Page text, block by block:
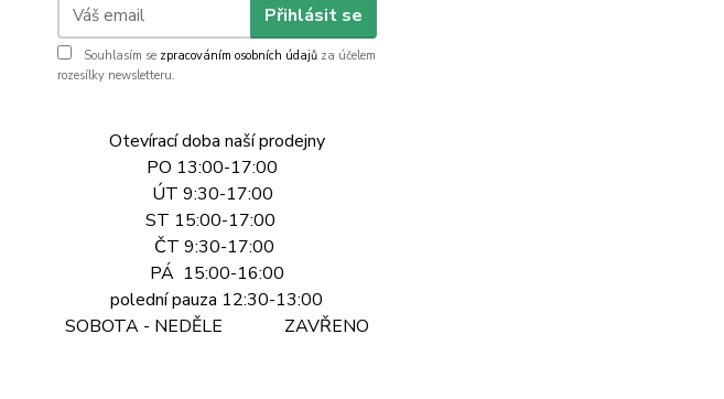
Přihlásit se
Souhlasím se zpracováním osobních údajů za účelem
rozesílky newsletteru.
Otevírací doba naší prodejny
PO 13:00-17:00
ÚT 9:30-17:00
ST 15:00-17:00
ČT 9:30-17:00
PÁ 15:00-16:00
polední pauza 12:30-13:00
SOBOTA - NEDĚLE ZAVŘENO